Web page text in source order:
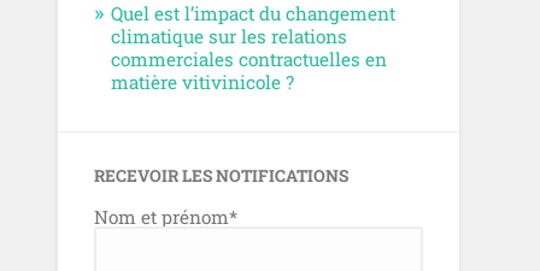
Quel est l’impact du changement
climatique sur les relations
commerciales contractuelles en
matière vitivinicole ?
RECEVOIR LES NOTIFICATIONS
Nom et prénom*